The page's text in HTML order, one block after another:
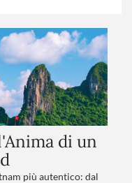
di un
più autentico: dal